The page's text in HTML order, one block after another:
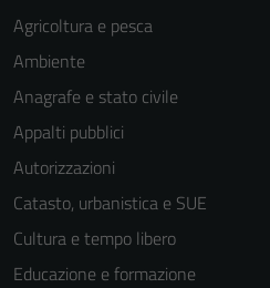
Agricoltura e pesca
Ambiente
Anagrafe e stato civile
Appalti pubblici
Autorizzazioni
Catasto, urbanistica e SUE
Cultura e tempo libero
Educazione e formazione